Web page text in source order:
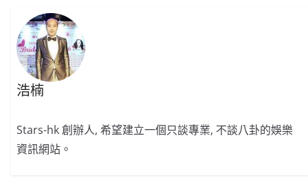
浩楠
Stars-hk 創辦人, 希望建立一個只談專業, 不談八卦的娛樂
資訊網站。